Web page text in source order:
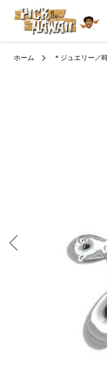
ホーム ＊ジュエリー／